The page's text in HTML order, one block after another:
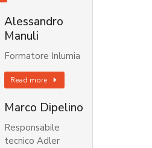
Alessandro
Manuli
Formatore Inlumia
Read more
Marco Dipelino
Responsabile
tecnico Adler